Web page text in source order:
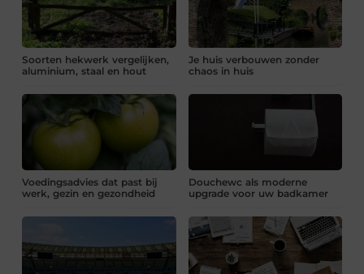
Soorten hekwerk vergelijken,
aluminium, staal en hout
Je huis verbouwen zonder
chaos in huis
Voedingsadvies dat past bij
werk, gezin en gezondheid
Douchewc als moderne
upgrade voor uw badkamer